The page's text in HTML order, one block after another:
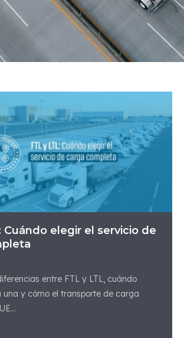
Cuándo elegir el servicio de
entre FTL y LTL, cuándo
una y cómo el transporte de carga